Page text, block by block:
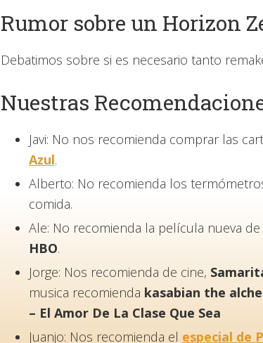
Rumor sobre un Horizon
Debatimos sobre si es necesario tanto
Nuestras
Javi: No nos recomienda comprar las
Azul.
Alberto: No recomienda los
comida.
Ale: No recomienda la película nueva de
HBO.
Jorge: Nos recomienda de cine,
musica recomienda kasabian the
– El Amor De La Clase Que Sea
Juanjo: Nos recomienda el especial de